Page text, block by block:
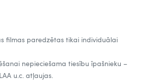
filmas paredzētas tikai individuālai
nepieciešama tiesību īpašnieku –
u.c. atļaujas.